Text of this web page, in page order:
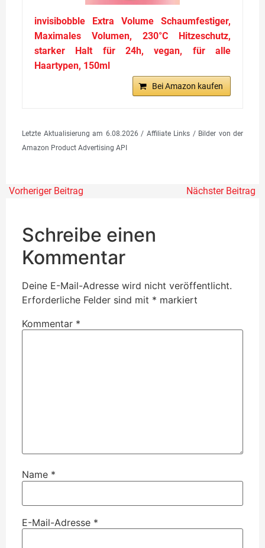
invisibobble Extra Volume Schaumfestiger,
Maximales Volumen, 230°C Hitzeschutz,
starker Halt für 24h, vegan, für alle
Haartypen, 150ml
Bei Amazon kaufen
Letzte Aktualisierung am 6.08.2026 / Affiliate Links / Bilder von der
Amazon Product Advertising API
Vorheriger Beitrag Nächster Beitrag
Schreibe einen
Kommentar
Deine E-Mail-Adresse wird nicht veröffentlicht.
Erforderliche Felder sind mit * markiert
Kommentar *
Name *
E-Mail-Adresse *